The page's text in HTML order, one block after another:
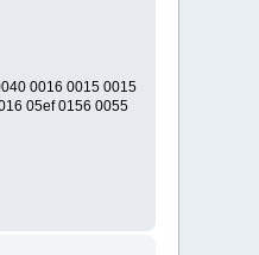
0016 0015 0015
05ef 0156 0055